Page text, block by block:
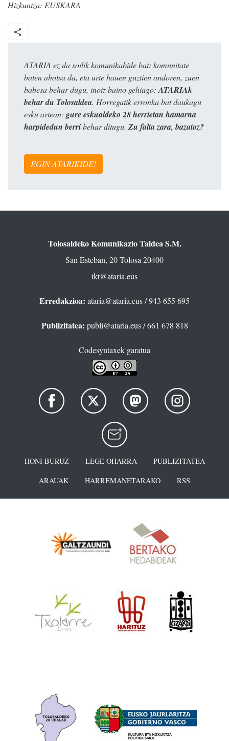
Hizkuntza: EUSKARA
ATARIA ez da soilik komunikabide bat: komunitate
baten ahotsa da, eta urte hauen guztien ondoren, zuen
babesa behar dugu, inoiz baino gehiago:ATARIAk
behar du Tolosaldea. Horregatik erronka bat daukagu
esku artean: gure eskualdeko 28 herrietan hamarna
harpidedun berribehar ditugu. Zu falta zara, bazatoz?
EGIN ATARIKIDE!
Tolosaldeko Komunikazio Taldea S.M.
San Esteban, 20 Tolosa 20400
tkt@ataria.eus
Erredakzioa: ataria@ataria.eus/ 943 655 695
Publizitatea: publi@ataria.eus/ 661 678 818
Codesyntaxek garatua
HONI BURUZ LEGE OHARRA
PUBLIZITATEA
ARAUAK
HARREMANETARAKO RSS